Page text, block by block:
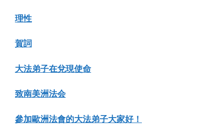
理性
賀詞
大法弟子在兌現使命
致南美洲法会
參加歐洲法會的大法弟子大家好！